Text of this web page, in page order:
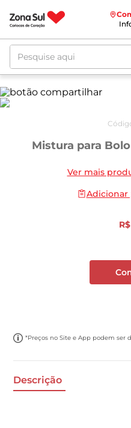
Pesquise aqui
Mistura para
Ver mais
Adicionar
R$
*Preços no Site e App podem ser
Descrição